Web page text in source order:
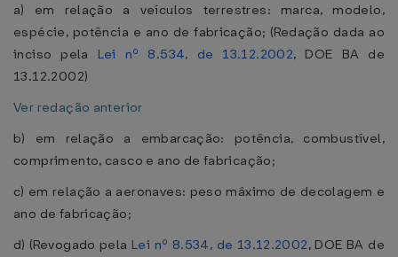
a) em relação a veículos terrestres: marca, modelo,
espécie, potência e ano de fabricação; (Redação dada ao
inciso pela Lei nº 8.534, de 13.12.2002, DOE BA de
13.12.2002)
Ver redação anterior
b) em relação a embarcação: potência, combustível,
comprimento, casco e ano de fabricação;
c) em relação a aeronaves: peso máximo de decolagem e
ano de fabricação;
d) (Revogado pela Lei nº 8.534, de 13.12.2002, DOE BA de